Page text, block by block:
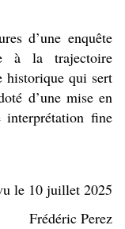
d’une enquête
à la trajectoire
historique qui sert
d’une mise en
fine
le 10 juillet 2025
Frédéric Perez